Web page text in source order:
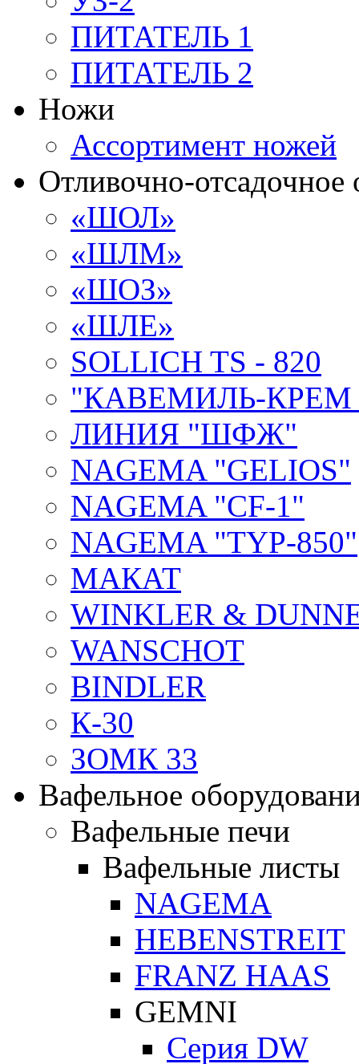
ПИТАТЕЛЬ 1
ПИТАТЕЛЬ 2
Ножи
Ассортимент ножей
Отливочно-отсадочное
«ШОЛ»
«ШЛМ»
«ШОЗ»
«ШЛЕ»
SOLLICH TS - 820
"КАВЕМИЛЬ-КРЕМ
ЛИНИЯ "ШФЖ"
NAGEMA "GELIOS"
NAGEMA "CF-1"
NAGEMA "TYP-850"
МАКАТ
WINKLER &
WANSCHOT
BINDLER
К-30
ЗОМК 33
Вафельное
Вафельные печи
Вафельные листы
NAGEMA
HEBENSTREIT
FRANZ HAAS
GEMNI
Серия DW